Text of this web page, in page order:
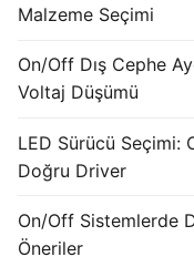
Malzeme Seçimi
On/Off Dış Cephe
Voltaj Düşümü
LED Sürücü Seçimi:
Doğru Driver
On/Off Sistemlerde
Öneriler